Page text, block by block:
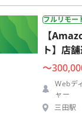
フルリモー
【
ト】店
〜
Webデ
ャー
三田駅